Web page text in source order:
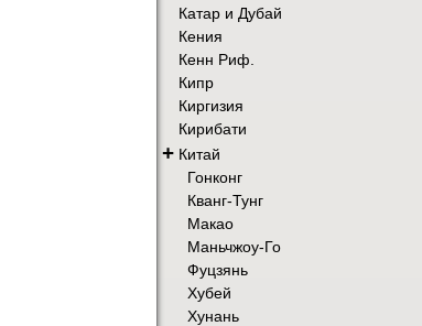
Катар и Дубай
Кения
Кенн Риф.
Кипр
Киргизия
Кирибати
+ Китай
Гонконг
Кванг-Тунг
Макао
Маньчжоу-Го
Фуцзянь
Хубей
Хунань